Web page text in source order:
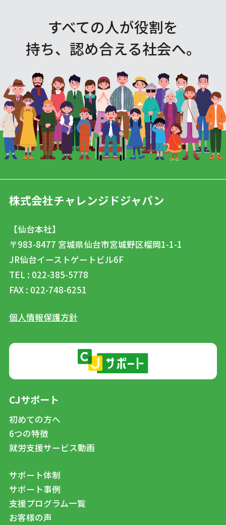
すべての人が役割を
持ち、認め合える社会へ。
株式会社チャレンジドジャパン
【仙台本社】
〒983-8477 宮城県仙台市宮城野区榴岡1-1-1
JR仙台イーストゲートビル6F
TEL : 022-385-5778
FAX : 022-748-6251
個人情報保護方針
CJサポート
初めての方へ
6つの特徴
就労支援サービス動画
サポート体制
サポート事例
支援プログラム一覧
お客様の声